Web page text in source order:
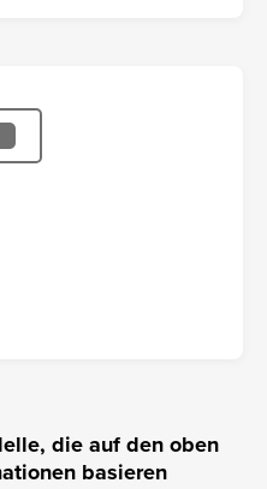
die auf den oben
basieren